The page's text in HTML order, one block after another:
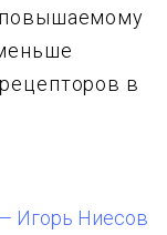
повышаемому
в
Игорь Ниесов